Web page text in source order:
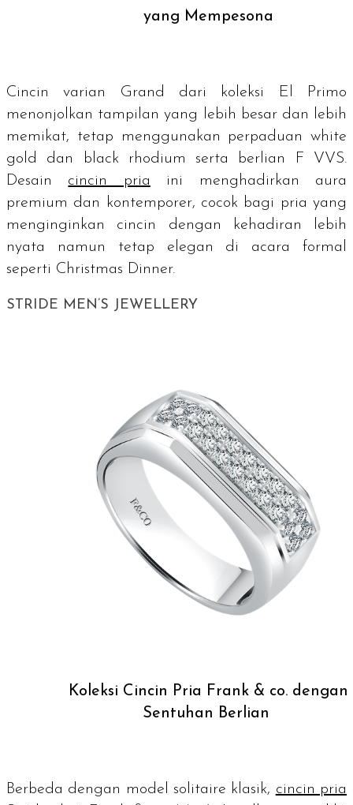
yang Mempesona
Cincin varian Grand dari koleksi El Primo
menonjolkan tampilan yang lebih besar dan lebih
memikat, tetap menggunakan perpaduan white
gold
dan black rhodium serta berlian F VVS.
Desain cincin pria ini menghadirkan aura
premium dan kontemporer, cocok bagi pria yang
menginginkan cincin dengan kehadiran lebih
nyata namun tetap elegan di acara formal
seperti Christmas Dinner.
STRIDE MEN’S JEWELLERY
Koleksi Cincin Pria Frank & co. dengan
Sentuhan Berlian
Berbeda dengan model solitaire klasik, cincin pria